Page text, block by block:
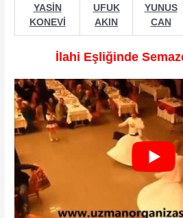
YASİN
KONEVİ
UFUK
AKIN
YUNUS
CAN
İlahi Eşliğinde